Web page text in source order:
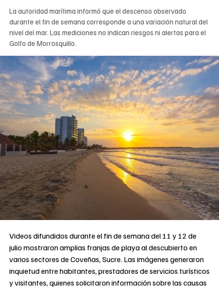
La autoridad marítima informó que el descenso observado
durante el fin de semana corresponde a una variación natural del
nivel del mar. Las mediciones no indican riesgos ni alertas para el
Golfo de Morrosquillo.
Videos difundidos durante el fin de semana del 11 y 12 de
julio mostraron amplias franjas de playa al descubierto en
varios sectores de Coveñas, Sucre. Las imágenes generaron
inquietud entre habitantes, prestadores de servicios turísticos
y visitantes, quienes solicitaron información sobre las causas